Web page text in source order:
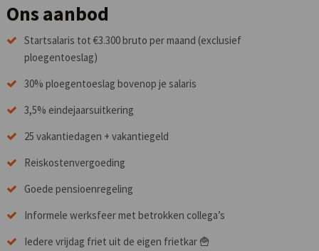
Ons aanbod
Startsalaris tot €3.300 bruto per maand (exclusief
ploegentoeslag)
30% ploegentoeslag bovenop je salaris
3,5% eindejaarsuitkering
25 vakantiedagen + vakantiegeld
Reiskostenvergoeding
Goede pensioenregeling
Informele werksfeer met betrokken collega’s
Iedere vrijdag friet uit de eigen frietkar 🍟